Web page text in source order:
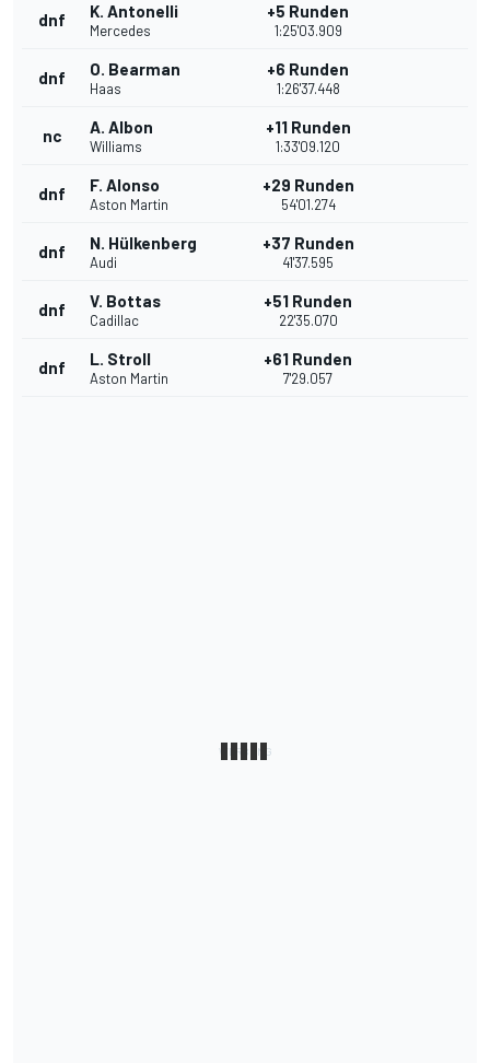
dnf K. Antonelli
Mercedes
+5 Runden
1:25'03.909
dnf O. Bearman
Haas
+6 Runden
1:26'37.448
nc A. Albon
Williams
+11 Runden
1:33'09.120
dnf F. Alonso
Aston Martin
+29 Runden
54'01.274
dnf N. Hülkenberg
Audi
+37 Runden
41'37.595
dnf V. Bottas
Cadillac
+51 Runden
22'35.070
dnf L. Stroll
Aston Martin
+61 Runden
7'29.057